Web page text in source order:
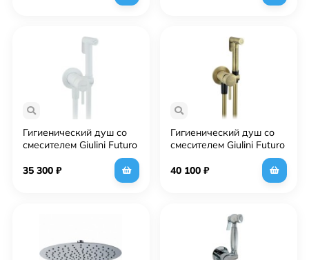
Гигиенический душ со
смесителем Giulini Futuro
RU-GIU.FSH25BO Белый
матовый
35 300 ₽
Гигиенический душ со
смесителем Giulini Futuro
FSH25BROP Бронза
матовая
40 100 ₽